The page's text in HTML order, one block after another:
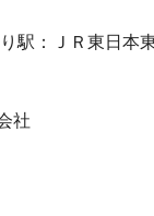
駅：ＪＲ東日本
社